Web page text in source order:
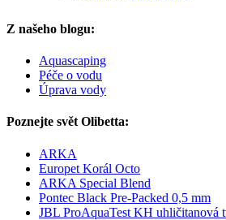
Z našeho blogu:
Aquascaping
Péče o vodu
Úprava vody
Poznejte svět Olibetta:
ARKA
Europet Korál Octo
ARKA Special Blend
Pontec Black Pre-Packed 0,5 mm
JBL ProAquaTest KH uhličitanová